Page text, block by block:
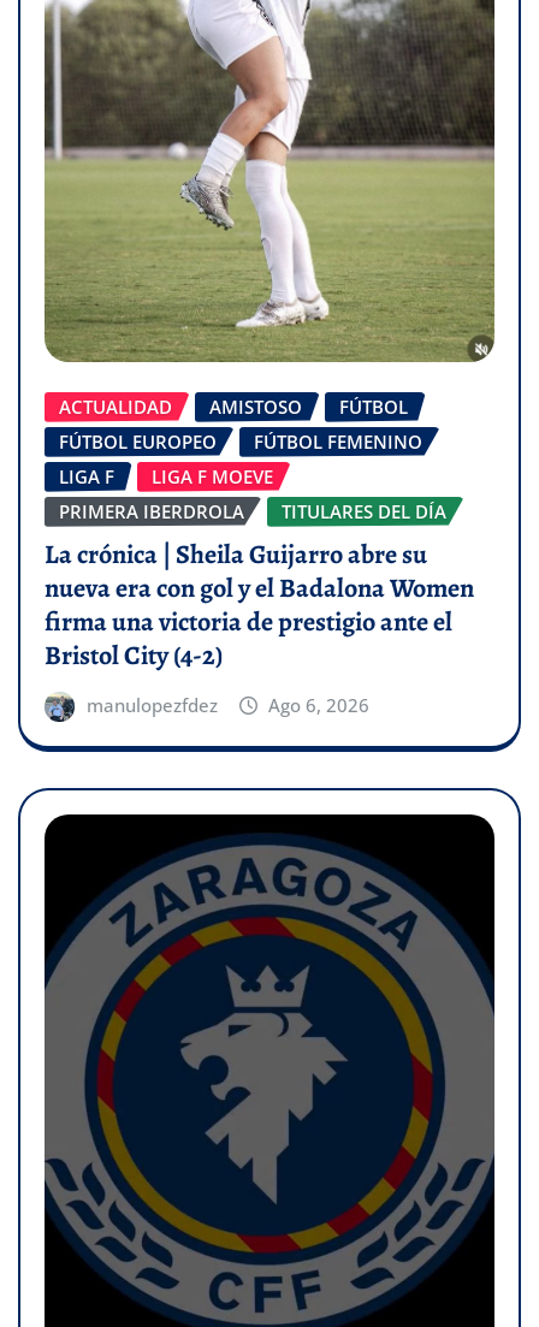
ACTUALIDAD AMISTOSO
FÚTBOL
FÚTBOL EUROPEO
FÚTBOL FEMENINO
LIGA F
LIGA F MOEVE
PRIMERA IBERDROLA
TITULARES DEL DÍA
La crónica | Sheila Guijarro abre su
nueva era con gol y el Badalona Women
firma una victoria de prestigio ante el
Bristol City (4-2)
manulopezfdez Ago 6, 2026